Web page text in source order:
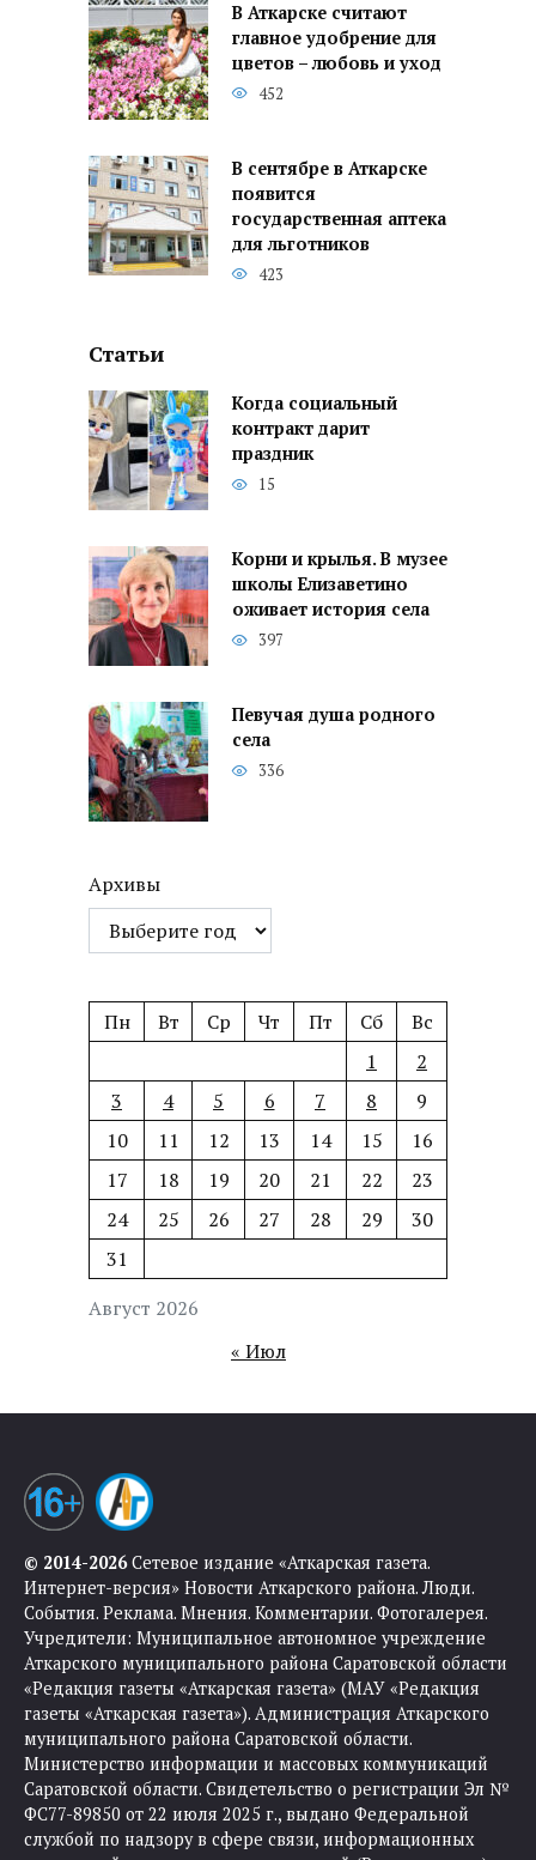
В Аткарске считают
главное удобрение для
цветов – любовь и уход
452
В сентябре в Аткарске
появится
государственная аптека
для льготников
423
Статьи
Когда социальный
контракт дарит
праздник
15
Корни и крылья. В музее
школы Елизаветино
оживает история села
397
Певучая душа родного
села
336
Архивы
Август 2026
Пн Вт Ср Чт Пт Сб
Вс
1
2
3
4 5 6 7 8
9
10
11 12 13 14 15
16
17
18 19 20 21 22
23
24
25 26 27 28 29
30
31
« Июл
© 2014-2026Сетевое издание «Аткарская газета.
Интернет-версия» Новости Аткарского района. Люди.
События. Реклама. Мнения. Комментарии. Фотогалерея.
Учредители: Муниципальное автономное учреждение
Аткарского муниципального района Саратовской области
«Редакция газеты «Аткарская газета» (МАУ «Редакция
газеты «Аткарская газета»). Администрация Аткарского
муниципального района Саратовской области.
Министерство информации и массовых коммуникаций
Саратовской области. Свидетельство о регистрации Эл №
ФС77-89850 от 22 июля 2025 г., выдано Федеральной
службой по надзору в сфере связи, информационных